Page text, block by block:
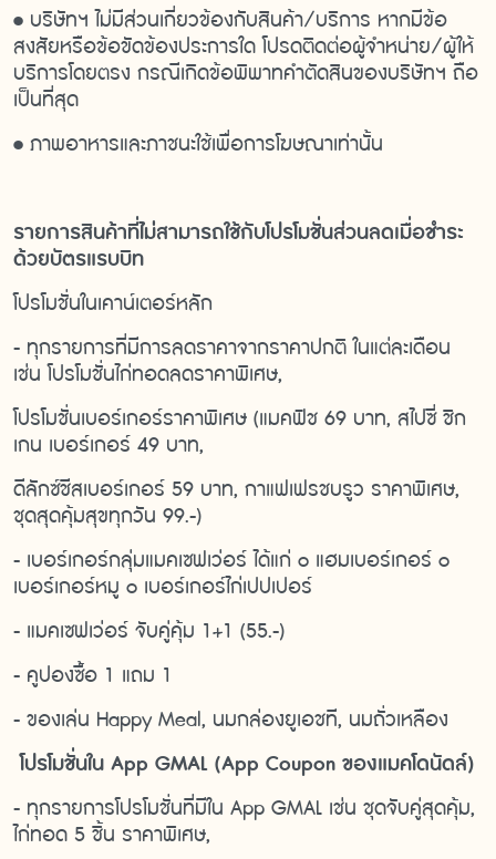
• บริษัทฯ ไม่มีส่วนเกี่ยวข้องกับสินค้า/บริการ หากมีข้อ
สงสัยหรือข้อขัดข้องประการใด โปรดติดต่อผู้จำหน่าย/ผู้ให้
บริการโดยตรง กรณีเกิดข้อพิพาทคำตัดสินของบริษัทฯ ถือ
เป็นที่สุด
•ภาพอาหารและภาชนะใช้เพื่อการโฆษณาเท่านั้น
รายการสินค้าที่ไม่สามารถใช้กับโปรโมชั่นส่วนลดเมื่อชำระ
ด้วยบัตรแรบบิท
โปรโมชั่นในเคาน์เตอร์หลัก
- ทุกรายการที่มีการลดราคาจากราคาปกติ ในแต่ละเดือน
เช่น โปรโมชั่นไก่ทอดลดราคาพิเศษ,
โปรโมชั่นเบอร์เกอร์ราคาพิเศษ (แมคฟิช 69 บาท, สไปซี่ ชิก
เกน เบอร์เกอร์ 49 บาท,
ดีลักซ์ชีสเบอร์เกอร์ 59 บาท, กาแฟเฟรชบรูว ราคาพิเศษ,
ชุดสุดคุ้มสุขทุกวัน 99.-)
- เบอร์เกอร์กลุ่มแมคเซฟเว่อร์ ได้แก่ o แฮมเบอร์เกอร์ o
เบอร์เกอร์หมู o เบอร์เกอร์ไก่เปปเปอร์
- แมคเซฟเว่อร์ จับคู่คุ้ม 1+1 (55.-)
- คูปองซื้อ 1 แถม 1
- ของเล่น Happy Meal, นมกล่องยูเอชที, นมถั่วเหลือง
โปรโมชั่นใน App GMAL (App Coupon ของแมคโดนัดล์)
- ทุกรายการโปรโมชั่นที่มีใน App GMAL เช่น ชุดจับคู่สุดคุ้ม,
ไก่ทอด 5 ชิ้น ราคาพิเศษ,